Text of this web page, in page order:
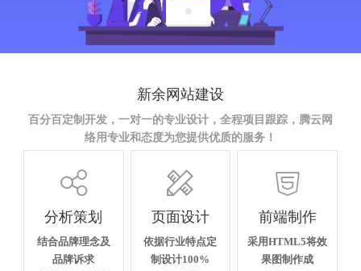
新余网站建设
百分百定制开发，一对一的专业设计，全程项目跟踪，腾云网
络用专业和态度为您提供优质的服务！

分析策划
结合品牌理念及
品牌诉求

页面设计
依据行业特点定
制设计100%

前端制作
采用HTML5将效
果图制作成